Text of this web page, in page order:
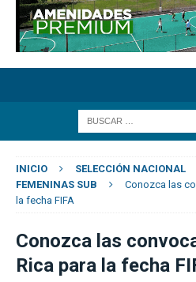
INICIO SELECCIÓN NACIONAL
FEMENINAS SUB
Conozca las
la fecha FIFA
Conozca las
Rica para la fecha